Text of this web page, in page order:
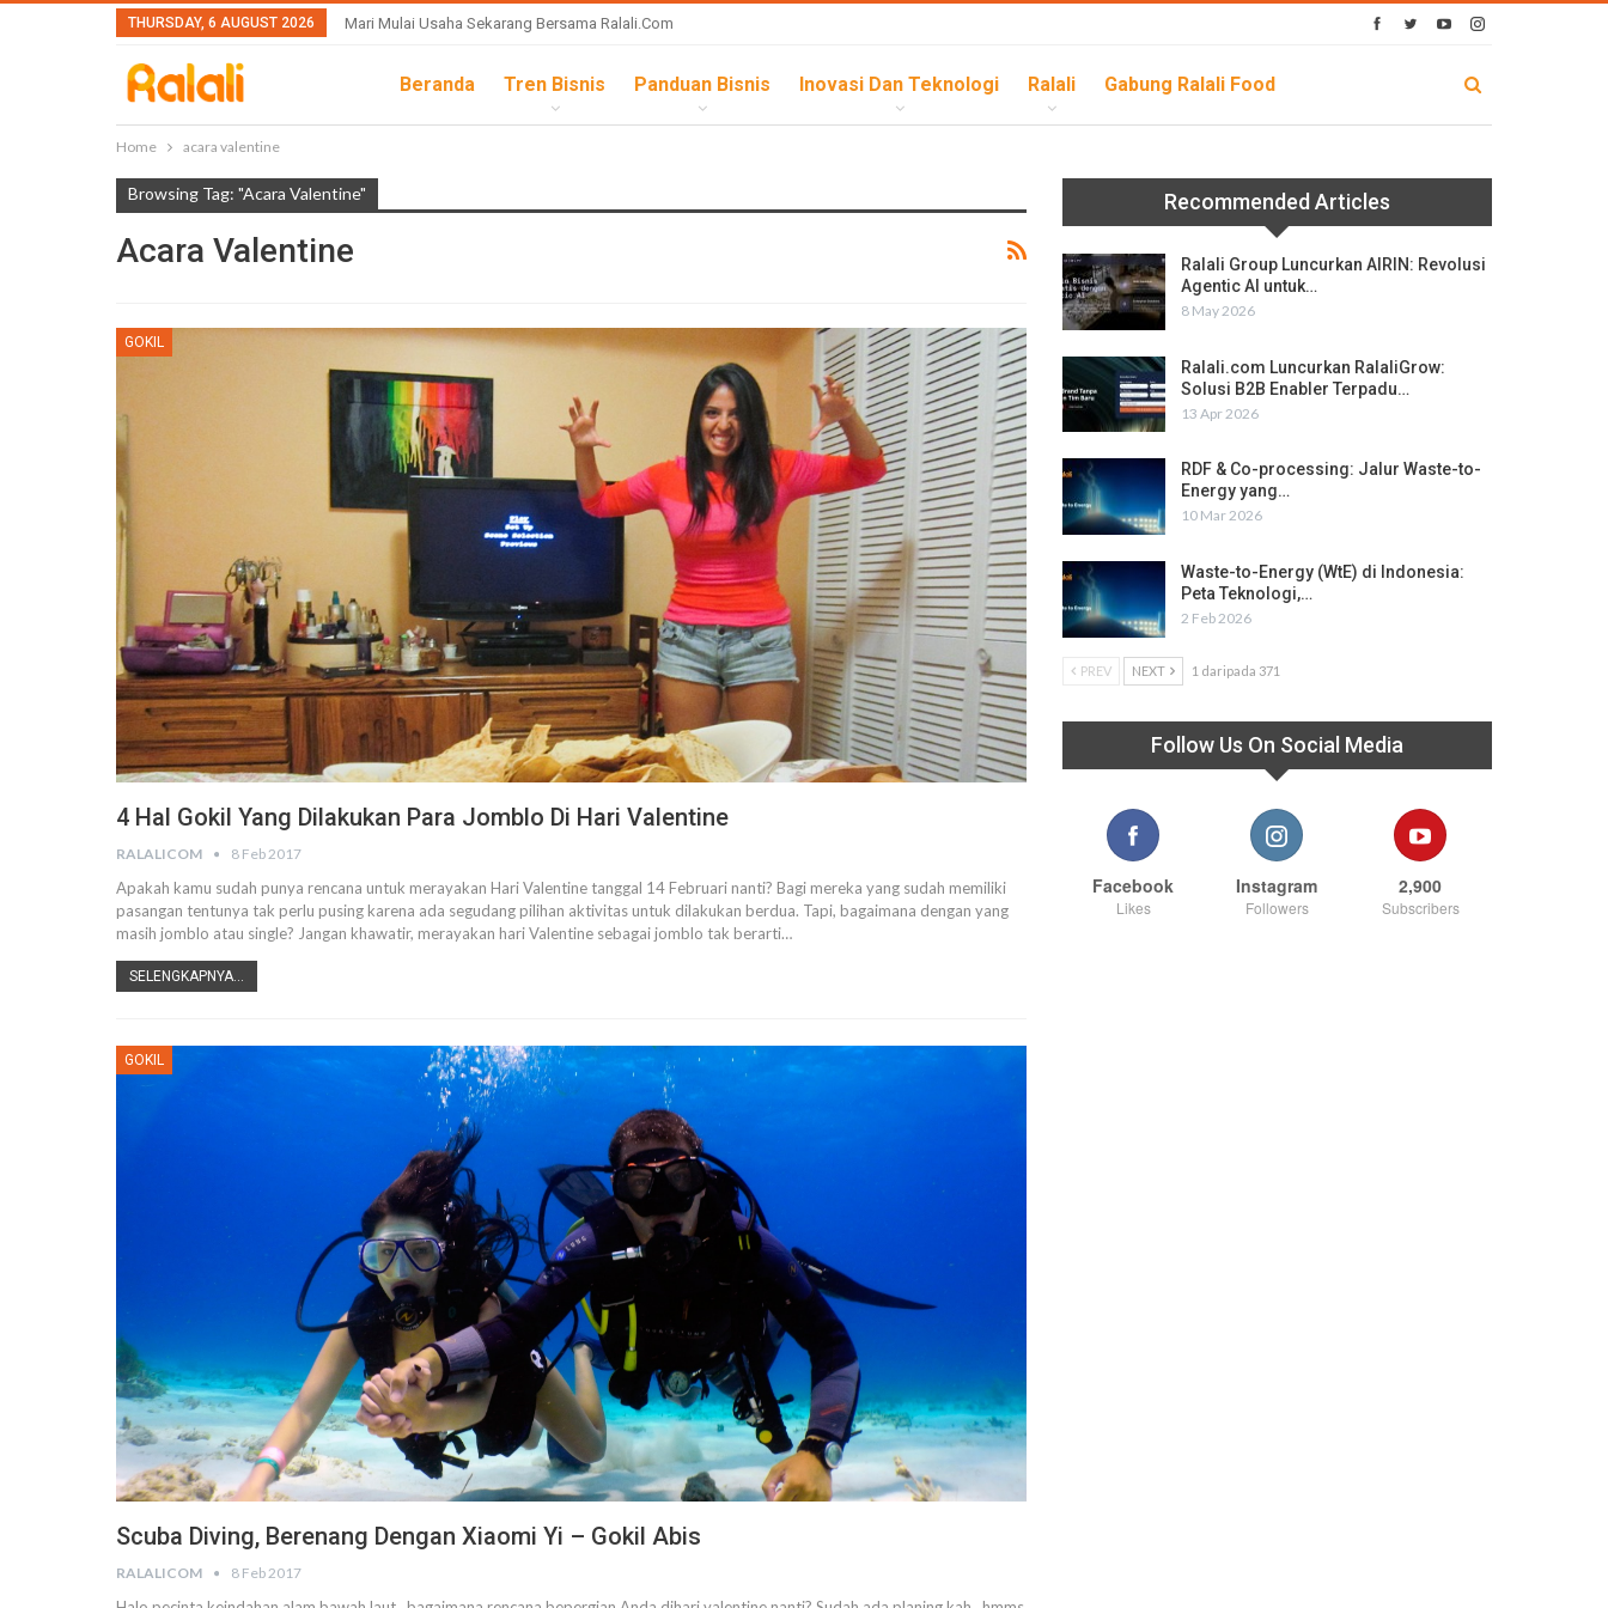
THURSDAY, 6 AUGUST 2026 Mari Mulai Usaha Sekarang Bersama Ralali.com
Beranda Tren Bisnis Panduan Bisnis Inovasi Dan Teknologi Ralali Gabung Ralali Food
Home acara valentine
Browsing Tag: "acara Valentine"
Acara Valentine
GOKIL
4 Hal Gokil Yang Dilakukan Para Jomblo Di Hari Valentine
RALALICOM 8 Feb 2017
Apakah kamu sudah punya rencana untuk merayakan Hari Valentine tanggal 14 Februari nanti? Bagi mereka yang sudah memiliki
pasangan tentunya tak perlu pusing karena ada segudang pilihan aktivitas untuk dilakukan berdua. Tapi, bagaimana dengan yang
masih jomblo atau single? Jangan khawatir, merayakan hari Valentine sebagai jomblo tak berarti…
SELENGKAPNYA...
GOKIL
Scuba Diving, Berenang Dengan Xiaomi Yi – Gokil Abis
RALALICOM 8 Feb 2017
Recommended Articles
Ralali Group Luncurkan AIRIN: Revolusi
Agentic AI untuk…
8 May 2026
Ralali.com Luncurkan RalaliGrow:
Solusi B2B Enabler Terpadu…
13 Apr 2026
RDF & Co-processing: Jalur Waste-to-
Energy yang…
10 Mar 2026
Waste-to-Energy (WtE) di Indonesia:
Peta Teknologi,…
2 Feb 2026
PREV NEXT 1 daripada 371
Follow Us On Social Media
Facebook
Likes
Instagram
Followers
2,900
Subscribers